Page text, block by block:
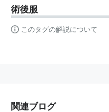
術後服
このタグの解説について
関連ブログ